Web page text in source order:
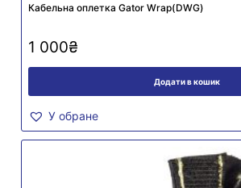
Кабельна оплетка Gator Wrap(DWG)
1 000₴
Додати в кошик
У обране